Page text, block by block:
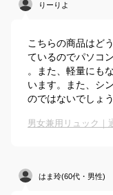
りーりよ
こちらの商品はど
ているのでパソコ
。また、軽量にも
います。また、シ
のではないでしょう
はま玲(60代・男性)